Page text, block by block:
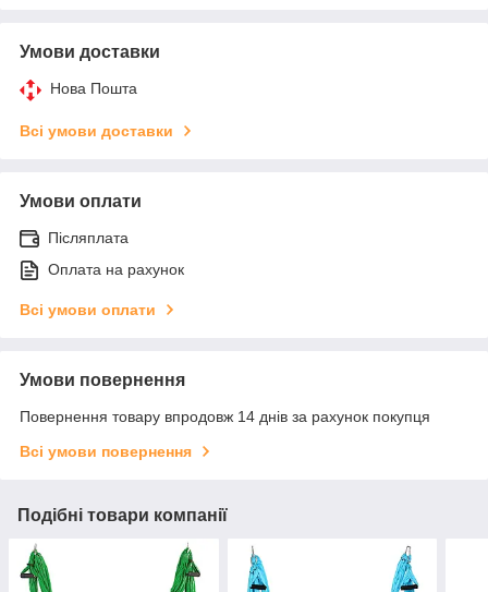
Умови доставки
Нова Пошта
Всі умови доставки
Умови оплати
Післяплата
Оплата на рахунок
Всі умови оплати
Умови повернення
Повернення товару впродовж 14 днів за рахунок покупця
Всі умови повернення
Подібні товари компанії